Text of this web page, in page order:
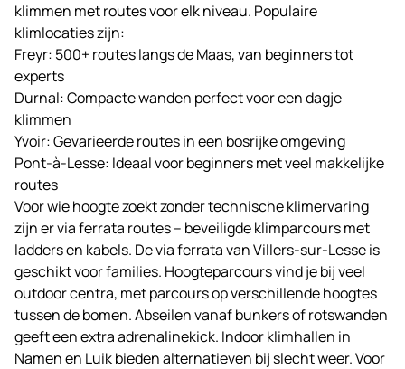
klimmen met routes voor elk niveau. Populaire
klimlocaties zijn:
Freyr: 500+ routes langs de Maas, van beginners tot
experts
Durnal: Compacte wanden perfect voor een dagje
klimmen
Yvoir: Gevarieerde routes in een bosrijke omgeving
Pont-à-Lesse: Ideaal voor beginners met veel makkelijke
routes
Voor wie hoogte zoekt zonder technische klimervaring
zijn er via ferrata routes – beveiligde klimparcours met
ladders en kabels. De via ferrata van Villers-sur-Lesse is
geschikt voor families. Hoogteparcours vind je bij veel
outdoor centra, met parcours op verschillende hoogtes
tussen de bomen. Abseilen vanaf bunkers of rotswanden
geeft een extra adrenalinekick. Indoor klimhallen in
Namen en Luik bieden alternatieven bij slecht weer. Voor